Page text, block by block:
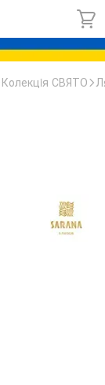
Колекцiя СВЯТО